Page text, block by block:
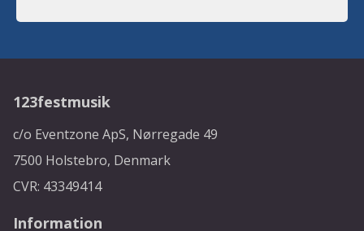
123festmusik
c/o Eventzone ApS, Nørregade 49
7500 Holstebro, Denmark
CVR: 43349414
Information